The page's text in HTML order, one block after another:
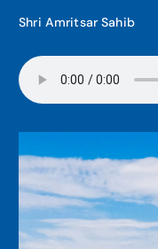
Shri Amritsar Sahib